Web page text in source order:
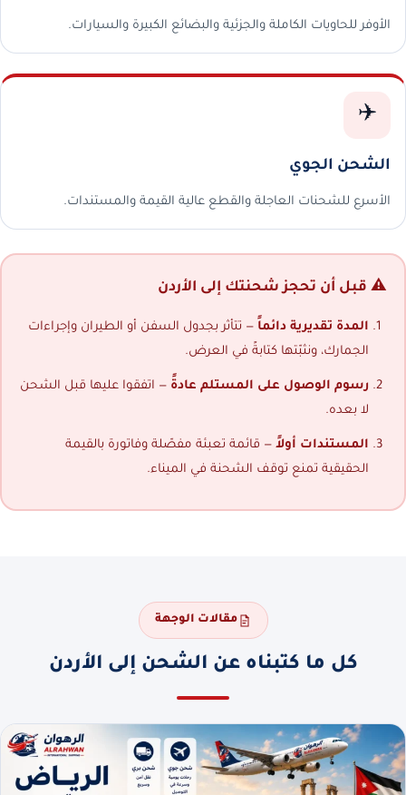
الأوفر للحاويات الكاملة والجزئية والبضائع الكبيرة والسيارات.
✈️
الشحن الجوي
الأسرع للشحنات العاجلة والقطع عالية القيمة والمستندات.
⚠️ قبل أن تحجز شحنتك إلى الأردن
المدة تقديرية دائماً — تتأثر بجدول السفن أو الطيران وإجراءات
الجمارك، ونثبّتها كتابةً في العرض.
رسوم الوصول على المستلم عادةً — اتفقوا عليها قبل الشحن
لا بعده.
المستندات أولاً — قائمة تعبئة مفصّلة وفاتورة بالقيمة
الحقيقية تمنع توقف الشحنة في الميناء.
مقالات الوجهة
كل ما كتبناه عن الشحن إلى الأردن